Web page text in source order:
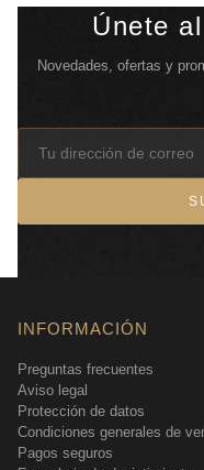
Únete
Novedades, ofertas y
INFORMACIÓN
Preguntas frecuentes
Aviso legal
Protección de datos
Condiciones generales de
Pagos seguros